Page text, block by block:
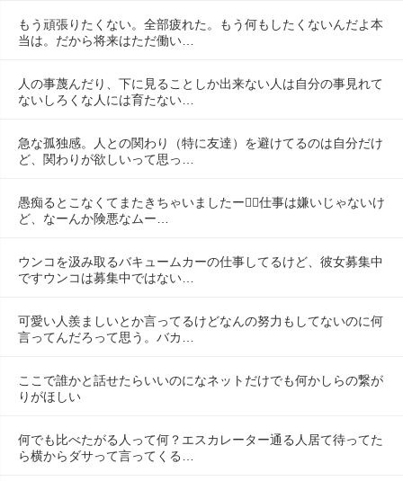
もう頑張りたくない。全部疲れた。もう何もしたくないんだよ本
当は。だから将来はただ働い…
人の事蔑んだり、下に見ることしか出来ない人は自分の事見れて
ないしろくな人には育たない…
急な孤独感。人との関わり（特に友達）を避けてるのは自分だけ
ど、関わりが欲しいって思っ…
愚痴るとこなくてまたきちゃいましたー😮‍💨仕事は嫌いじゃないけ
ど、なーんか険悪なムー…
ウンコを汲み取るバキュームカーの仕事してるけど、彼女募集中
ですウンコは募集中ではない…
可愛い人羨ましいとか言ってるけどなんの努力もしてないのに何
言ってんだろって思う。バカ…
ここで誰かと話せたらいいのになネットだけでも何かしらの繋が
りがほしい
何でも比べたがる人って何？エスカレーター通る人居て待ってた
ら横からダサって言ってくる…